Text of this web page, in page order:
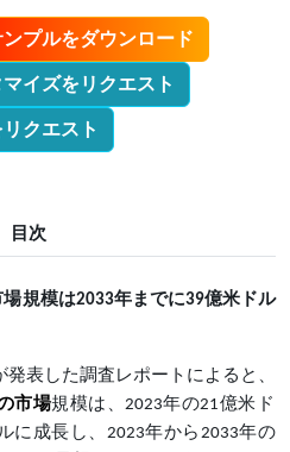
プルをダウンロード
イズをリクエスト
クエスト
目次
規模は2033年までに39億米ドル
発表した調査レポートによると、
市場規模は、 2023年の21億米ド
に成長し、2023年から2033年の